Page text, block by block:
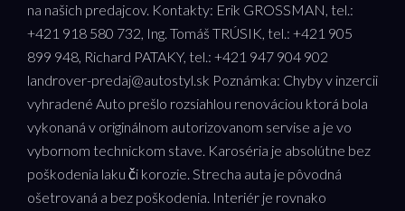
na našich predajcov. Kontakty: Erik GROSSMAN, tel.:
+421 918 580 732, Ing. Tomáš TRÚSIK, tel.: +421 905
899 948, Richard PATAKY, tel.: +421 947 904 902
landrover-predaj@autostyl.sk Poznámka: Chyby v inzercii
vyhradené Auto prešlo rozsiahlou renováciou ktorá bola
vykonaná v originálnom autorizovanom servise a je vo
vybornom technickom stave. Karoséria je absolútne bez
poškodenia laku či korozie. Strecha auta je pôvodná
ošetrovaná a bez poškodenia. Interiér je rovnako